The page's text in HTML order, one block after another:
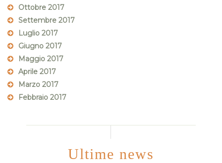
Ottobre 2017
Settembre 2017
Luglio 2017
Giugno 2017
Maggio 2017
Aprile 2017
Marzo 2017
Febbraio 2017
Ultime news